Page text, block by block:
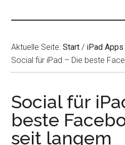
Aktuelle Seite:Start / iPad Apps
Social für iPad – Die beste
Social für
beste
seit langem